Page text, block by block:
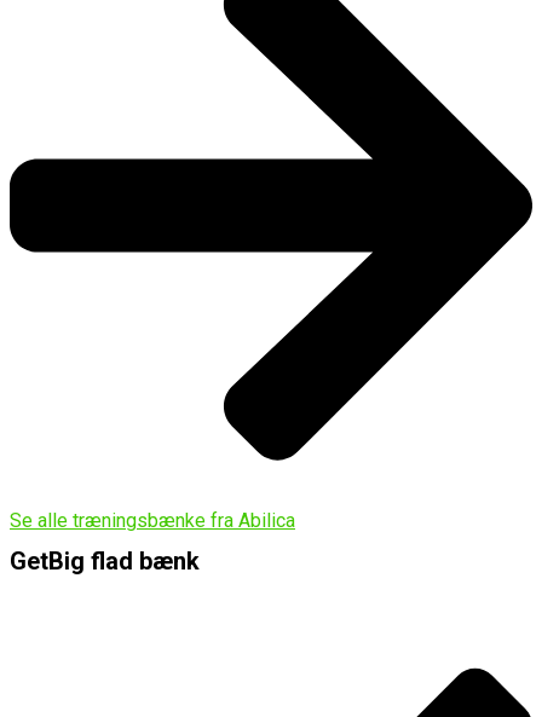
Se alle træningsbænke fra Abilica
GetBig flad bænk